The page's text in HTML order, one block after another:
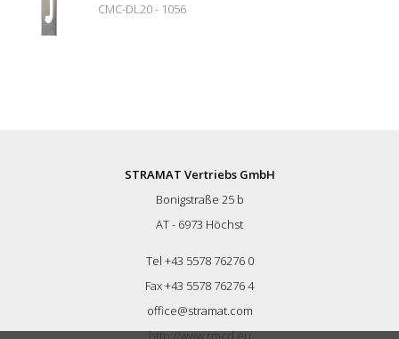
CMC-DL20 - 1056
STRAMAT Vertriebs GmbH
Bonigstraße 25 b
AT - 6973 Höchst
Tel +43 5578 76276 0
Fax +43 5578 76276 4
office@stramat.com
http://www.rmcd.eu